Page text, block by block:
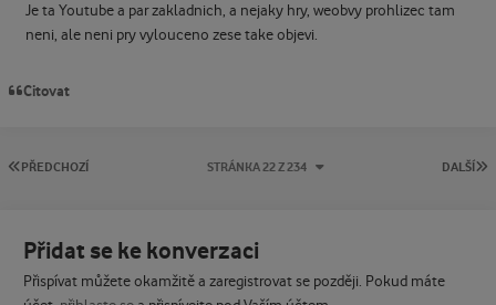
Je ta Youtube a par zakladnich, a nejaky hry, weobvy prohlizec tam
neni, ale neni pry vylouceno zese take objevi.
Citovat
PRVNÍ STRÁNKA
PŘEDCHOZÍ DALŠÍ
STRÁNKA 22 Z 234
Přidat se ke konverzaci
Přispívat můžete okamžitě a zaregistrovat se později. Pokud máte